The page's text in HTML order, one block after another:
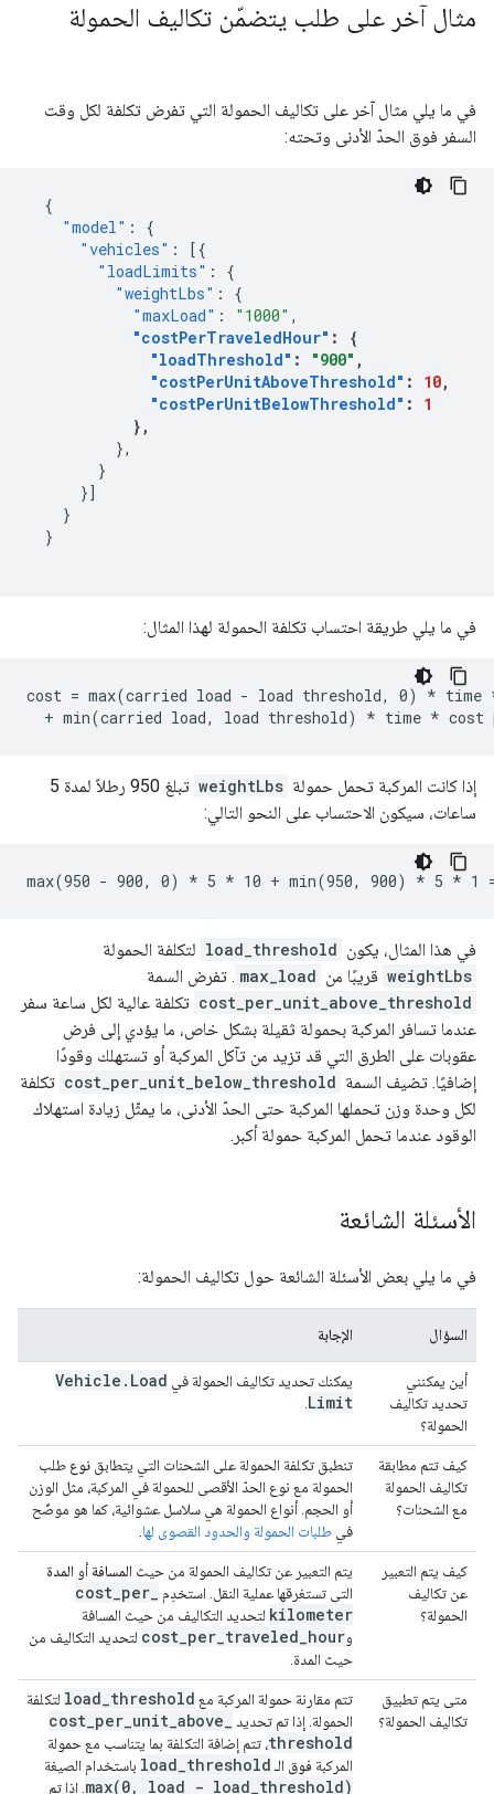
مثال آخر على طلب يتضمّن تكاليف الحمولة
في ما يلي مثال آخر على تكاليف الحمولة التي تفرض تكلفة لكل وقت
السفر فوق الحدّ الأدنى وتحته:
{
"model" :
{
"vehicles" :
[{
"loadLimits" :
{
"weightLbs" :
{
"maxLoad" : "1000" ,
"costPerTraveledHour" :
{
"loadThreshold" : "900" ,
"costPerUnitAboveThreshold" : 10,
"costPerUnitBelowThreshold" :
1
},
},
}
}]
}
}
في ما يلي طريقة احتساب تكلفة الحمولة لهذا المثال:
cost = max(carried load - load threshold, 0) * time
إذا كانت المركبة تحمل حمولة weightLbs
تبلغ 950 رطلاً لمدة 5
ساعات، سيكون الاحتساب على النحو التالي:
في هذا المثال، يكون load_threshold لتكلفة الحمولة
weightLbs قريبًا من max_load . تفرض السمة
cost_per_unit_above_threshold تكلفة عالية لكل ساعة سفر
عندما تسافر المركبة بحمولة ثقيلة بشكل خاص، ما يؤدي إلى فرض
عقوبات على الطرق التي قد تزيد من تآكل المركبة أو تستهلك وقودًا
إضافيًا. تضيف السمة cost_per_unit_below_threshold تكلفة
لكل وحدة وزن تحملها المركبة حتى الحدّ الأدنى، ما يمثّل زيادة استهلاك
الوقود عندما تحمل المركبة حمولة أكبر.
الأسئلة الشائعة
في ما يلي بعض الأسئلة الشائعة حول تكاليف الحمولة:
السؤال الإجابة
أين يمكنني
تحديد تكاليف
الحمولة؟
يمكنك تحديد تكاليف الحمولة في Vehicle . Load
Limit
كيف تتم مطابقة
تكاليف الحمولة
مع الشحنات؟
تنطبق تكلفة الحمولة على الشحنات التي يتطابق نوع طلب
الحمولة مع نوع الحدّ الأقصى للحمولة في المركبة، مثل الوزن
أو الحجم. أنواع الحمولة هي سلاسل عشوائية، كما هو موضّح
في طلبات الحمولة والحدود القصوى لها
كيف يتم التعبير
عن تكاليف
الحمولة؟
يتم التعبير عن تكاليف الحمولة من حيث المسافة أو المدة
التي تستغرقها عملية النقل. استخدِم
cost per
kilometer لتحديد التكاليف من حيث المسافة
و
cost per traveled hour
لتحديد التكاليف من
حيث المدة.
متى يتم تطبيق
تكاليف الحمولة؟
تتم مقارنة حمولة المركبة مع load threshold
لتكلفة
الحمولة. إذا تم تحديد
cost per unit above
threshold، تتم إضافة التكلفة بما يتناسب مع حمولة
المركبة فوق الـ load threshold باستخدام الصيغة
max(0, load - load threshold) . إذا تم